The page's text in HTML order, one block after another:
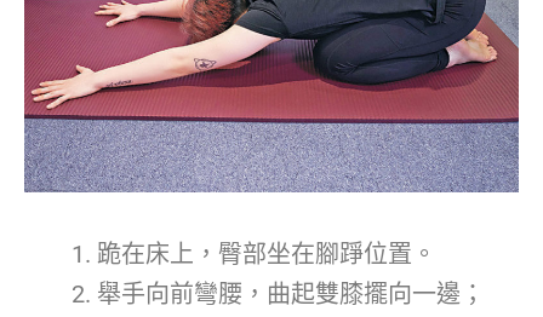
跪在床上，臀部坐在腳踭位置。
舉手向前彎腰，曲起雙膝擺向一邊；